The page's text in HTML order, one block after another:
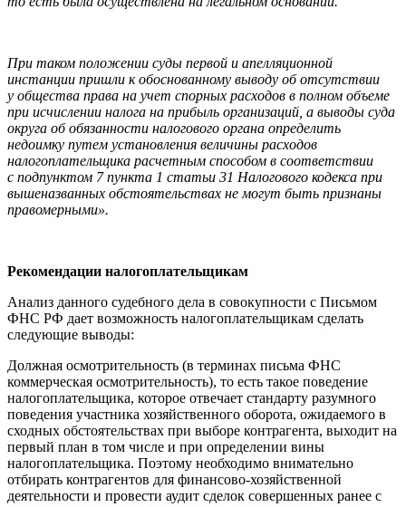
При таком положении суды первой и апелляционной
инстанции пришли к обоснованному выводу об отсутствии
у общества права на учет спорных расходов в полном объеме
при исчислении налога на прибыль организаций, а выводы суда
округа об обязанности налогового органа определить
недоимку путем установления величины расходов
налогоплательщика расчетным способом в соответствии
с подпунктом 7 пункта 1 статьи 31 Налогового кодекса при
вышеназванных обстоятельствах не могут быть признаны
правомерными».
Рекомендации налогоплательщикам
Анализ данного судебного дела в совокупности с Письмом
ФНС РФ дает возможность налогоплательщикам сделать
следующие выводы:
Должная осмотрительность (в терминах письма ФНС
коммерческая осмотрительность), то есть такое поведение
налогоплательщика, которое отвечает стандарту разумного
поведения участника хозяйственного оборота, ожидаемого в
сходных обстоятельствах при выборе контрагента, выходит на
первый план в том числе и при определении вины
налогоплательщика. Поэтому необходимо внимательно
отбирать контрагентов для финансово-хозяйственной
деятельности и провести аудит сделок совершенных ранее с